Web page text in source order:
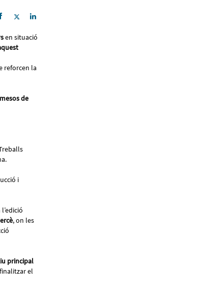
en situació
reforcen la
de
i
, on les
principal
el